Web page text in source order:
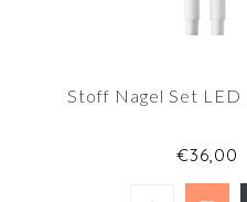
Stoff Nagel Set LED
€36,00